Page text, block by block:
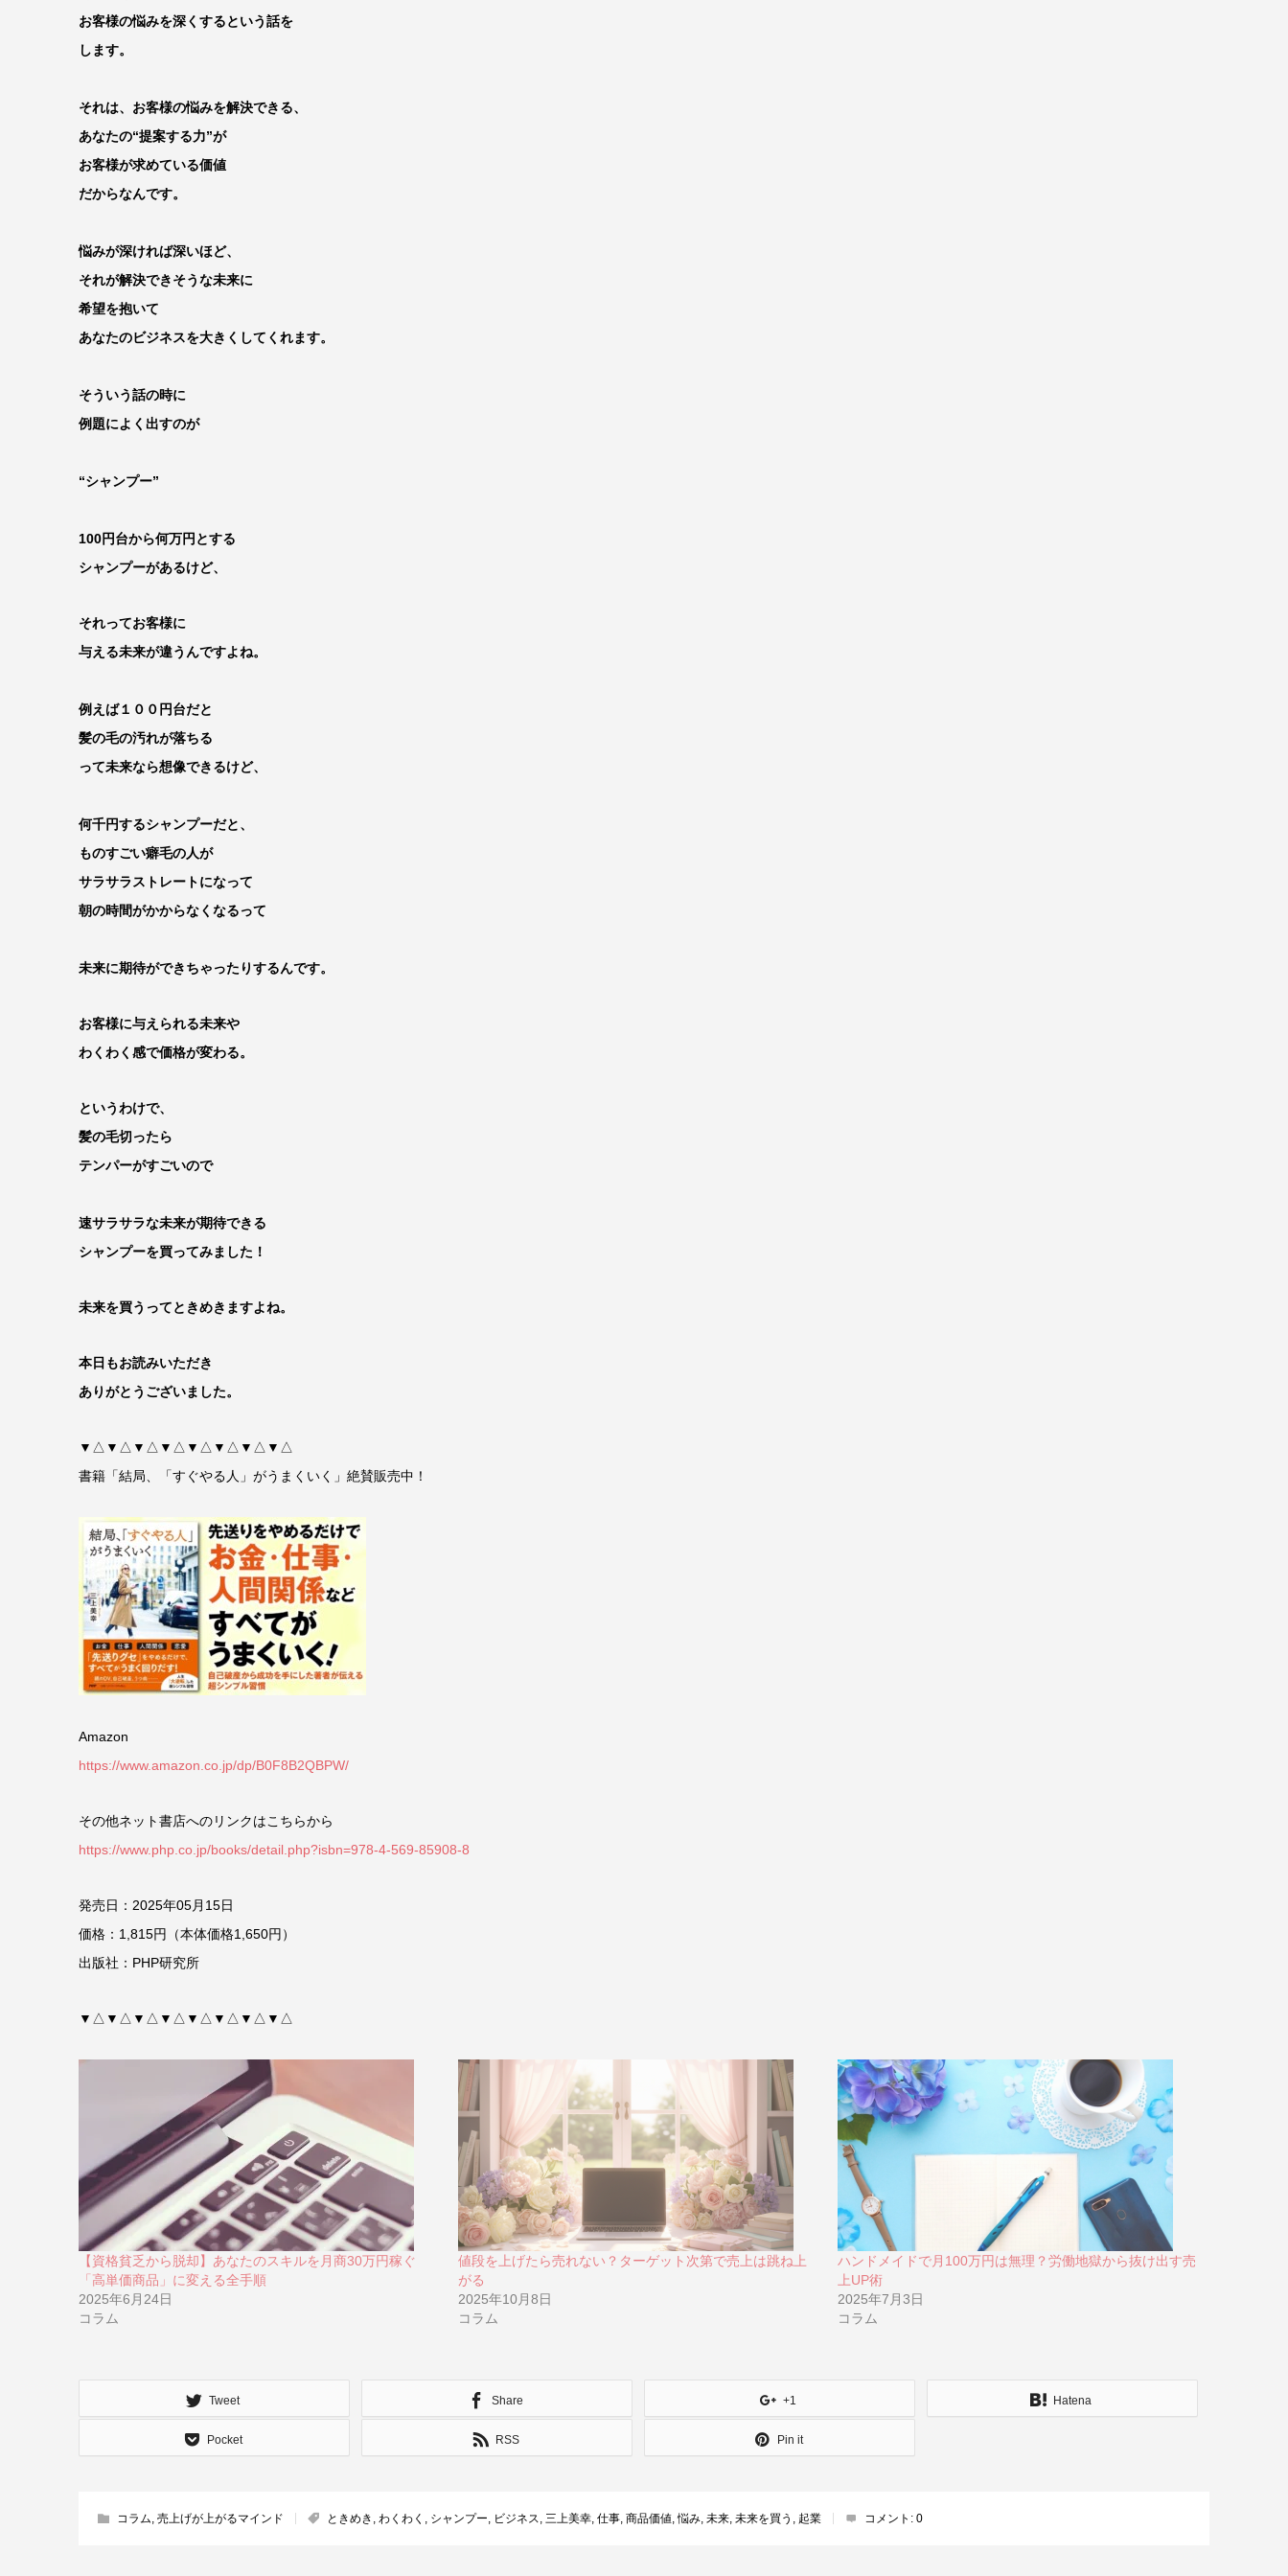
お客様の悩みを深くするという話を
します。
それは、お客様の悩みを解決できる、
あなたの“提案する力”が
お客様が求めている価値
だからなんです。
悩みが深ければ深いほど、
それが解決できそうな未来に
希望を抱いて
あなたのビジネスを大きくしてくれます。
そういう話の時に
例題によく出すのが
“シャンプー”
100円台から何万円とする
シャンプーがあるけど、
それってお客様に
与える未来が違うんですよね。
例えば１００円台だと
髪の毛の汚れが落ちる
って未来なら想像できるけど、
何千円するシャンプーだと、
ものすごい癖毛の人が
サラサラストレートになって
朝の時間がかからなくなるって
未来に期待ができちゃったりするんです。
お客様に与えられる未来や
わくわく感で価格が変わる。
というわけで、
髪の毛切ったら
テンパーがすごいので
速サラサラな未来が期待できる
シャンプーを買ってみました！
未来を買うってときめきますよね。
本日もお読みいただき
ありがとうございました。
▼△▼△▼△▼△▼△▼△▼△▼△
書籍「結局、「すぐやる人」がうまくいく」絶賛販売中！
Amazon
https://www.amazon.co.jp/dp/B0F8B2QBPW/
その他ネット書店へのリンクはこちらから
https://www.php.co.jp/books/detail.php?isbn=978-4-569-85908-8
発売日：2025年05月15日
価格：1,815円（本体価格1,650円）
出版社：PHP研究所
▼△▼△▼△▼△▼△▼△▼△▼△
【資格貧乏から脱却】あなたのスキルを月商30万円稼ぐ
「高単価商品」に変える全手順
2025年6月24日
コラム
値段を上げたら売れない？ターゲット次第で売上は跳ね上
がる
2025年10月8日
コラム
ハンドメイドで月100万円は無理？労働地獄から抜け出す売
上UP術
2025年7月3日
コラム
Tweet Share +1 Hatena
Pocket RSS Pin it
コラム, 売上げが上がるマインド ときめき , わくわく , シャンプー, ビジネス, 三上美幸, 仕事, 商品価値,悩み, 未来, 未来を買う , 起業 コメント: 0